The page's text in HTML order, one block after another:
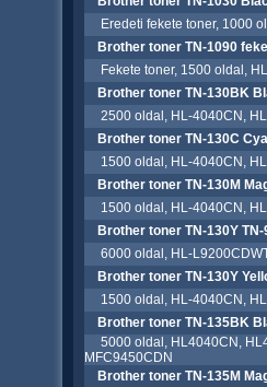
Eredeti fekete toner, 1000
Brother toner TN-1090
Fekete toner, 1500 oldal,
Brother toner TN-130BK
2500 oldal, HL-4040CN,
Brother toner TN-130C
1500 oldal, HL-4040CN,
Brother toner TN-130M
1500 oldal, HL-4040CN,
Brother toner TN-130Y
6000 oldal, HL-
Brother toner TN-130Y
1500 oldal, HL-4040CN,
Brother toner TN-135BK
5000 oldal, HL4040CN,
MFC9450CDN
Brother toner TN-135M